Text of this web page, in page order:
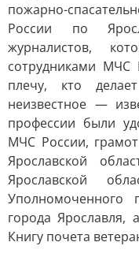
пожарно-
России по
журналистов,
сотрудниками МЧС
плечу, кто
неизвестное —
профессии были
МЧС России,
Ярославской
Ярославской
города
Книгу почета